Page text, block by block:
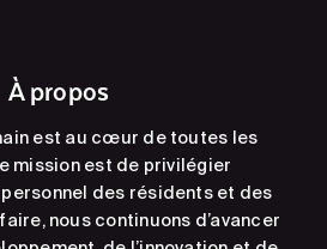
À propos
est au cœur de toutes les
mission est de privilégier
personnel des résidents et des
nous continuons d’avancer